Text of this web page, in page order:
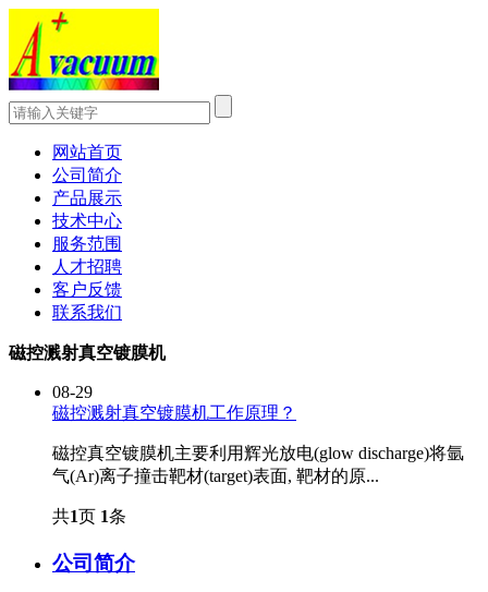
网站首页
公司简介
产品展示
技术中心
服务范围
人才招聘
客户反馈
联系我们
磁控溅射真空镀膜机
08-29
磁控溅射真空镀膜机工作原理？
磁控真空镀膜机主要利用辉光放电(glow discharge)将氩
气(Ar)离子撞击靶材(target)表面, 靶材的原...
共1页 1条
公司简介